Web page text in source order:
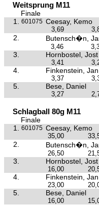
Weitsprung M11
Finale
1.
601075 Ceesay, Kemo
3,69
2. Butensch�n,
3,46
3. Hornbostel, Jost
3,41
4. Finkenstein, Jan
3,37
5. Bese, Daniel
3,27
Schlagball 80g M11
Finale
1.
601075 Ceesay, Kemo
35,00
2. Butensch�n,
26,50
3. Hornbostel, Jost
16,00
4. Finkenstein, Jan
23,00
5. Bese, Daniel
16,00